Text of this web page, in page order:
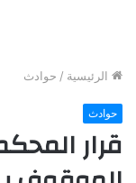
الرئيسية / حوادث
حوادث
قرار